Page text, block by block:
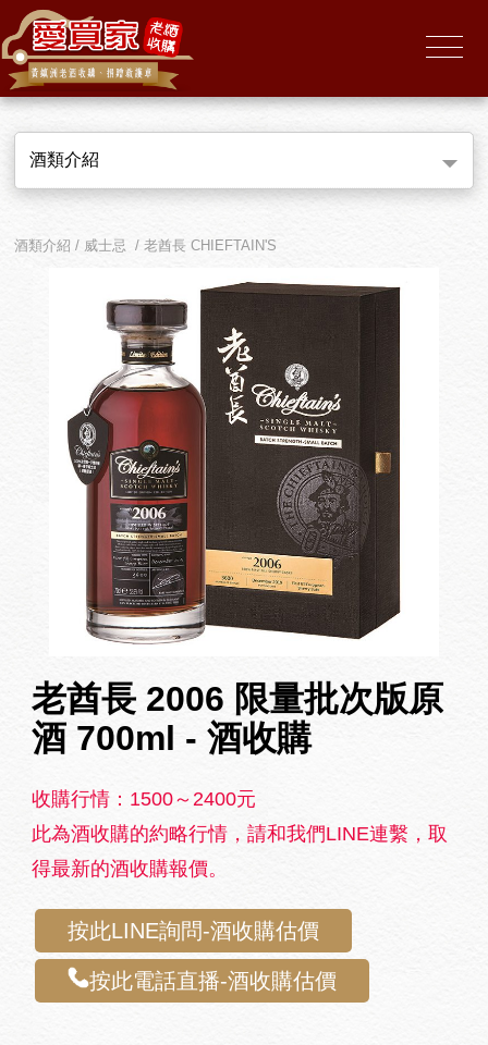
酒類介紹
酒類介紹 / 威士忌 / 老酋長 CHIEFTAIN'S
老酋長 2006 限量批次版原
酒 700ml - 酒收購
收購行情：1500～2400元
此為酒收購的約略行情，請和我們LINE連繫，取
得最新的酒收購報價。
按此LINE詢問-酒收購估價
按此電話直播-酒收購估價